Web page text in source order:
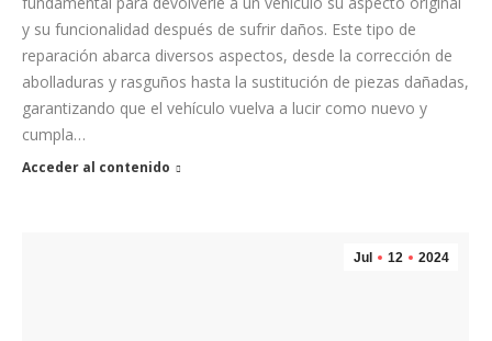
y su funcionalidad después de sufrir daños. Este tipo de
reparación abarca diversos aspectos, desde la corrección de
abolladuras y rasguños hasta la sustitución de piezas dañadas,
garantizando que el vehículo vuelva a lucir como nuevo y
cumpla…
Acceder al contenido
Jul 12 2024